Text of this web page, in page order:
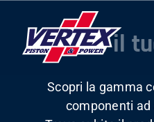
content
AZIENDA
Trova il
Scopri la gamma
componenti